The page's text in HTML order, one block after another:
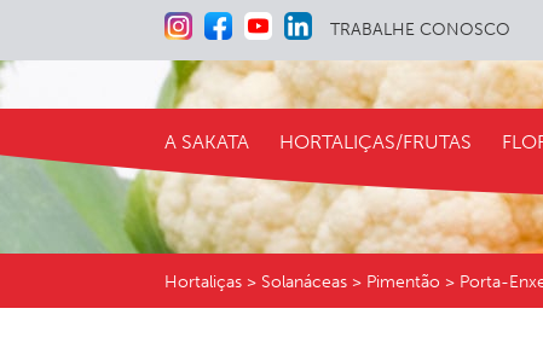
TRABALHE CONOSCO
A SAKATA HORTALIÇAS/FRUTAS
Hortaliças > Solanáceas > Pimentão > Porta-